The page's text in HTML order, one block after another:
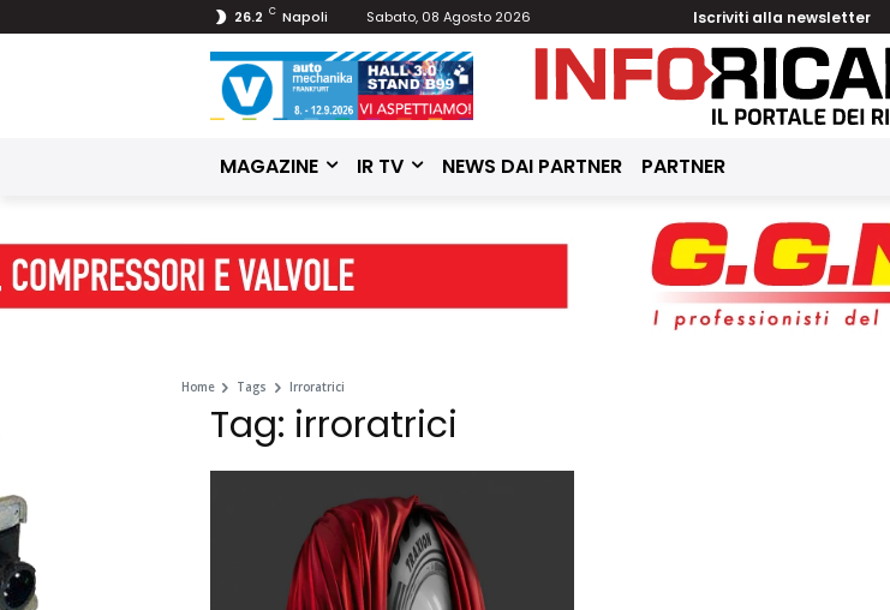
26.2 C Napoli Sabato, 08 Agosto 2026 Iscriviti alla newsletter
MAGAZINE IR TV NEWS DAI PARTNER PARTNER
Home Tags Irroratrici
Tag: irroratrici